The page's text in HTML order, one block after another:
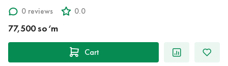
0 reviews
0.0
77,500 so‘m
Cart